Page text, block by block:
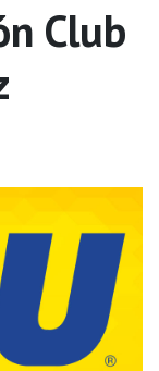
Club